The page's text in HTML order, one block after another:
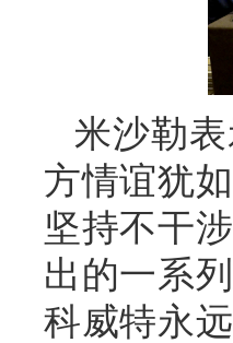
米沙勒
方情谊犹
坚持不干
出的一系
科威特永